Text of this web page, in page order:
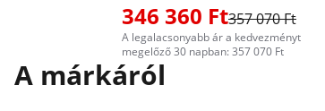
346 360 Ft357 070 Ft
A legalacsonyabb ár a kedvezményt
megelőző 30 napban: 357 070 Ft
A márkáról